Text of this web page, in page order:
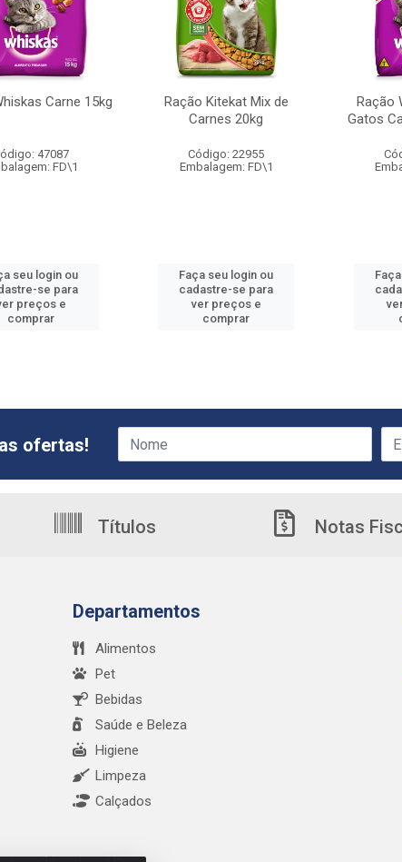
Carne 15kg
47087
FD\1
seu login ou
se para
preços e
comprar
Ração Kitekat Mix de
Carnes 20kg
Código: 22955
Embalagem: FD\1
Faça seu login ou
cadastre-se para
ver preços e
comprar
Ração
Gatos
ofertas!
Títulos Notas
Departamentos
Alimentos
Pet
Bebidas
Saúde e Beleza
Higiene
Limpeza
Calçados